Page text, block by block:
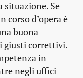
situazione. Se
corso d’opera è
buona
giusti correttivi.
in
negli uffici